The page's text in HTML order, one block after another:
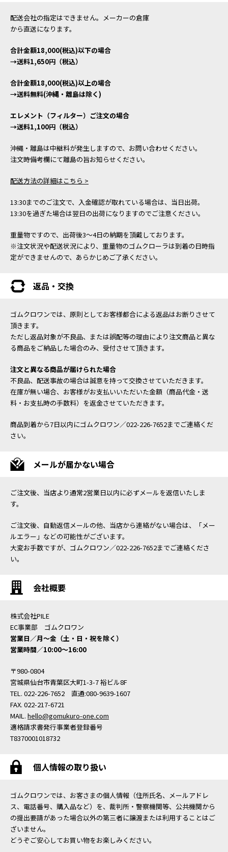
配送会社の指定はできません。メーカーの倉庫
から直送になります。
合計金額18,000(税込)以下の場合
→送料1,650円（税込）
合計金額18,000(税込)以上の場合
→送料無料(沖縄・離島は除く)
エレメント（フィルター）ご注文の場合
→送料1,100円（税込）
沖縄・離島は中継料が発生しますので、お問い合わせください。
注文時備考欄にて離島の旨お知らせください。
配送方法の詳細はこちら >
13:30までのご注文で、入金確認が取れている場合は、当日出荷。
13:30を過ぎた場合は翌日の出荷になりますのでご注意ください。
重量物ですので、出荷後3～4日の納期を頂戴しております。
※注文状況や配送状況により、重量物のゴムクローラは到着の日時指
定ができませんので、あらかじめご了承ください。
返品・交換
ゴムクロワンでは、原則としてお客様都合による返品はお断りさせて
頂きます。
ただし返品対象が不良品、または誤配等の理由により注文商品と異な
る商品をご納品した場合のみ、受付させて頂きます。
注文と異なる商品が届けられた場合
不良品、配送事故の場合は誠意を持って交換させていただきます。
在庫が無い場合、お客様がお支払いいただいた金額（商品代金・送
料・お支払時の手数料）を返金させていただきます。
商品到着から7日以内にゴムクロワン／022-226-7652までご連絡くだ
さい。
メールが届かない場合
ご注文後、当店より通常2営業日以内に必ずメールを返信いたしま
す。
ご注文後、自動返信メールの他、当店から連絡がない場合は、「メー
ルエラー」などの可能性がございます。
大変お手数ですが、ゴムクロワン／022-226-7652までご連絡くださ
い。
会社概要
株式会社PILE
EC事業部 ゴムクロワン
営業日／月〜金（土・日・祝を除く）
営業時間／10:00〜16:00
〒980-0804
宮城県仙台市青葉区大町1-3-7 裕ビル8F
TEL. 022-226-7652 直通:080-9639-1607
FAX. 022-217-6721
MAIL. hello@gomukuro-one.com
適格請求書発行事業者登録番号
T8370001018732
個人情報の取り扱い
ゴムクロワンでは、お客さまの個人情報（住所氏名、メールアドレ
ス、電話番号、購入品など）を、裁判所・警察機関等、公共機関から
の提出要請があった場合以外の第三者に譲渡または利用することはご
ざいません。
どうぞご安心してお買い物をお楽しみください。